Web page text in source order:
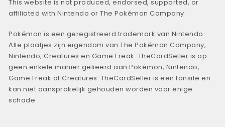
This website is not produced, endorsed, supported, or
affiliated with Nintendo or The Pokémon Company.
Pokémon is een geregistreerd trademark van Nintendo.
Alle plaatjes zijn eigendom van The Pokémon Company,
Nintendo, Creatures en Game Freak. TheCardSeller is op
geen enkele manier gelieerd aan Pokémon, Nintendo,
Game Freak of Creatures. TheCardSeller is een fansite en
kan niet aansprakelijk gehouden worden voor enige
schade.